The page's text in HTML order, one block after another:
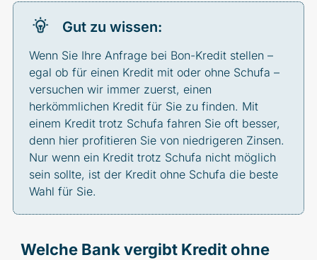
Gut zu wissen:
Wenn Sie Ihre Anfrage bei Bon-Kredit stellen –
egal ob für einen Kredit mit oder ohne Schufa –
versuchen wir immer zuerst, einen
herkömmlichen Kredit für Sie zu finden. Mit
einem Kredit trotz Schufa fahren Sie oft besser,
denn hier profitieren Sie von niedrigeren Zinsen.
Nur wenn ein Kredit trotz Schufa nicht möglich
sein sollte, ist der Kredit ohne Schufa die beste
Wahl für Sie.
Welche Bank vergibt Kredit ohne